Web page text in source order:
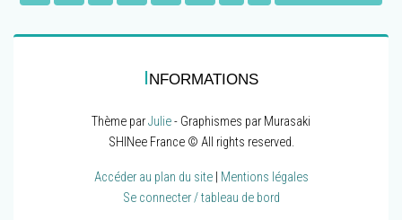
INFORMATIONS
Thème parJulie- Graphismes par Murasaki
SHINee France © All rights reserved.
Accéder au plan du site| Mentions légales
Se connecter / tableau de bord